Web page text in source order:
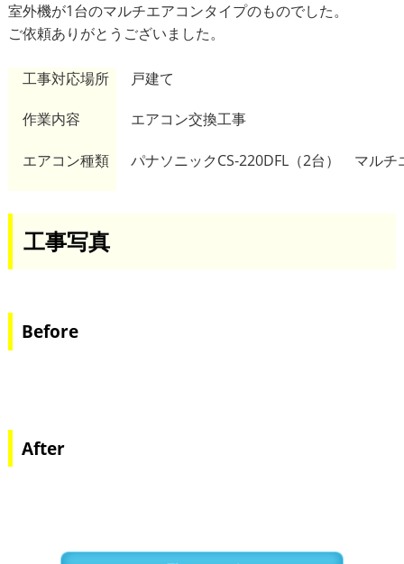
室外機が1台のマルチエアコンタイプのものでした。
ご依頼ありがとうございました。
工事対応場所 戸建て
作業内容 エアコン交換工事
エアコン種類 パナソニックCS-220DFL（2台） マルチ
工事写真
Before
After